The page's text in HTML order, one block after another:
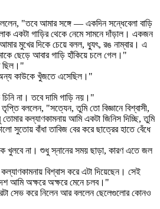
"তবে আমার সঙ্গে — একদিন সন্ধেবেলা বাড়ি
একটা গাড়ির থেকে নেমে সামনে দাঁড়াল। একজন
মুখের দিকে চেয়ে বলল, ধ্যুৎ, রঙ নাম্বার। এ
ছেড়ে আবার গাড়ি হাঁকিয়ে চলে গেল।"
ছিল।"
কাউকে খুঁজতে এসেছিল।"
না। তবে দামি গাড়ি নয়।"
বললেন, "সত্যেন, তুমি তো বিজ্ঞানে বিশ্বাসী,
কল্যাণকামনায় আমি একটা জিনিস দিচ্ছি, তুমি
সুতোয় বাঁধা তাবিজ বের করে ছাত্রের হাতে বেঁধে
খুলবে না। শুধু স্নানের সময় ছাড়া, কারণ এতে জল
বিশ্বাস করে এটা দিয়েছেন। সেই
আমি অক্ষরে অক্ষরে মেনে চলব।"
সেভ করে নিলেন আর বললেন ছেলেগুলোর কোনও